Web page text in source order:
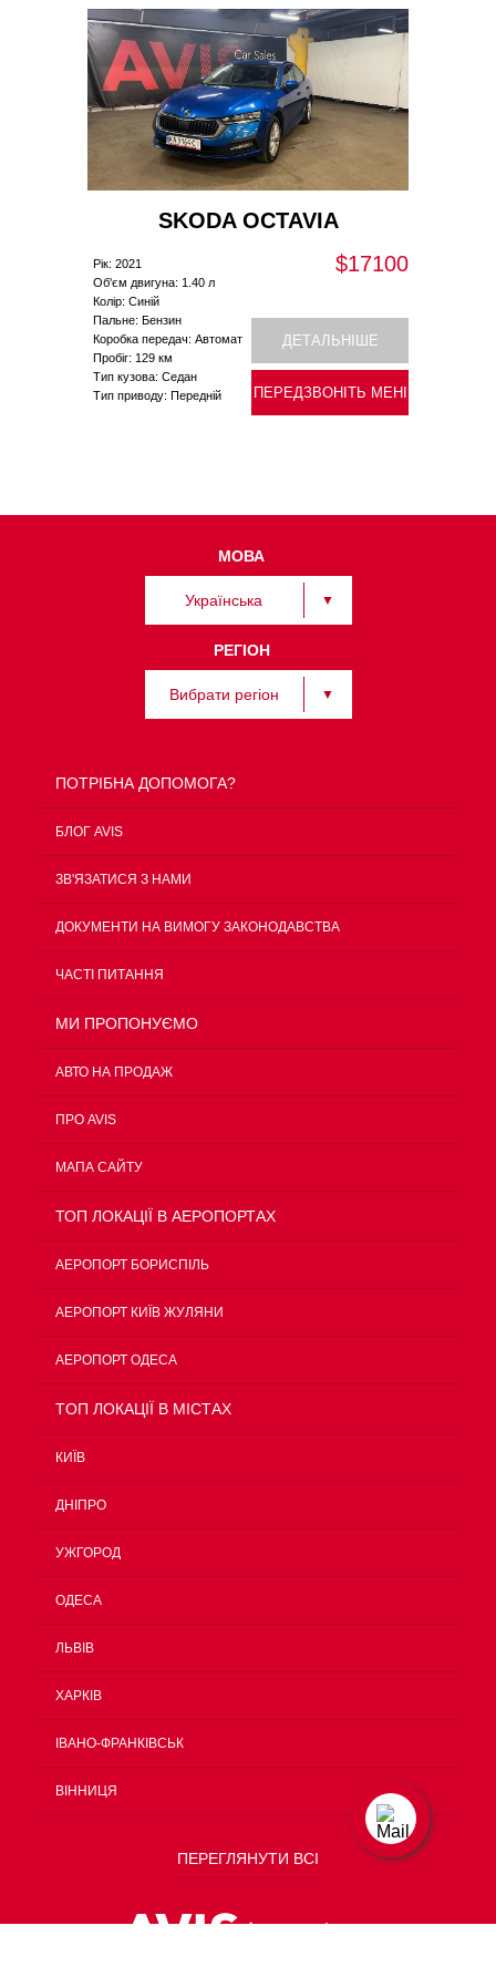
SKODA OCTAVIA
Рік: 2021
Об'єм двигуна: 1.40 л
Колір: Синій
Пальне: Бензин
Коробка передач: Автомат
Пробіг: 129 км
Тип кузова: Седан
Тип приводу: Передній
$17100
ДЕТАЛЬНІШЕ
ПЕРЕДЗВОНІТЬ МЕНІ
МОВА
Українська
РЕГІОН
Вибрати регіон
ПОТРІБНА ДОПОМОГА?
БЛОГ AVIS
ЗВ'ЯЗАТИСЯ З НАМИ
ДОКУМЕНТИ НА ВИМОГУ ЗАКОНОДАВСТВА
ЧАСТІ ПИТАННЯ
МИ ПРОПОНУЄМО
АВТО НА ПРОДАЖ
ПРО AVIS
МАПА САЙТУ
ТОП ЛОКАЦІЇ В АЕРОПОРТАХ
АЕРОПОРТ БОРИСПІЛЬ
АЕРОПОРТ КИЇВ ЖУЛЯНИ
АЕРОПОРТ ОДЕСА
TOП ЛОКАЦІЇ В МІСТАХ
КИЇВ
ДНІПРО
УЖГОРОД
ОДЕСА
ЛЬВІВ
ХАРКІВ
ІВАНО-ФРАНКІВСЬК
ВІННИЦЯ
ПЕРЕГЛЯНУТИ ВСІ